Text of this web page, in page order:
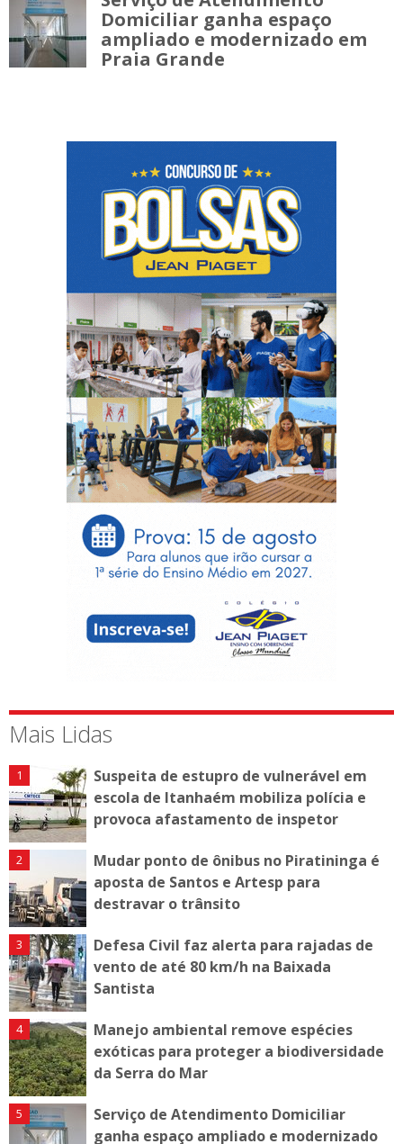
Domiciliar ganha espaço
ampliado e modernizado em
Praia Grande
Mais Lidas
Suspeita de estupro de vulnerável em
escola de Itanhaém mobiliza polícia e
provoca afastamento de inspetor
Mudar ponto de ônibus no Piratininga é
aposta de Santos e Artesp para
destravar o trânsito
Defesa Civil faz alerta para rajadas de
vento de até 80 km/h na Baixada
Santista
Manejo ambiental remove espécies
exóticas para proteger a biodiversidade
da Serra do Mar
Serviço de Atendimento Domiciliar
ganha espaço ampliado e modernizado